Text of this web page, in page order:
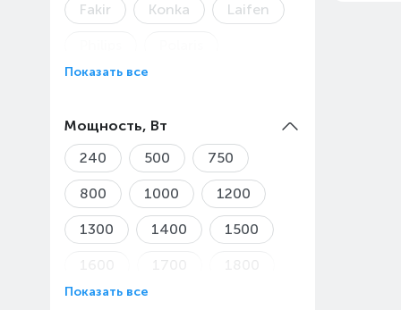
Fakir Konka Laifen
Remington
Показать все
Мощность, Вт
240
500 750
800 1000 1200
1300 1400 1500
1600 1700 1800
1900
Показать все